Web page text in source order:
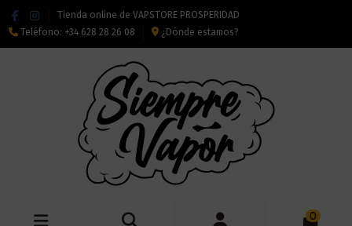
Tienda online de VAPSTORE PROSPERIDAD
Teléfono: +34 628 28 26 08 ¿Dónde estamos?
0